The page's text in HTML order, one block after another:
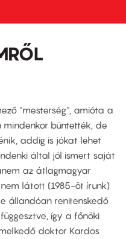
"mesterség", amióta a
büntették, de
addig is jókat lehet
által jól ismert saját
az átlagmagyar
látott (1985-öt írunk)
állandóan renitenskedő
így a főnöki
doktor Kardos